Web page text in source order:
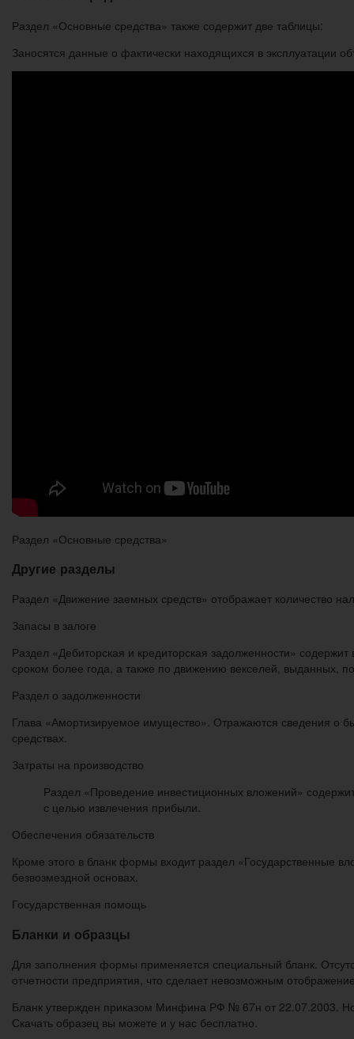
Раздел «Основные средства» также содержит две таблицы:
Заносятся данные о фактически находящихся в эксплуатации
Раздел «Основные средства»
Другие разделы
Раздел «Движение заемных средств» отображает количество
Запасы в залоге
Раздел «Дебиторская и кредиторская задолженности»
сроком более года, а также по движению векселей, выданных,
Раздел о задолженности
Глава «Амортизируемое имущество». Отражаются сведения о
средствах.
Затраты на производство
Раздел «Проведение инвестиционных вложений»
с целью извлечения прибыли.
Обеспечения обязательств
Кроме этого в бланк формы входит раздел «Государственные
безвозмездной основах.
Государственная помощь
Бланки и образцы
Для заполнения формы применяется специальный бланк.
отчетности предприятия, что сделает невозможным
Бланк утвержден приказом Минфина РФ № 67н от 22.07.2003.
Скачать образец вы можете и у нас бесплатно.